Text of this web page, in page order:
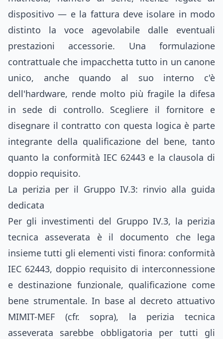
dispositivo — e la fattura deve isolare in modo
distinto la voce agevolabile dalle eventuali
prestazioni accessorie. Una formulazione
contrattuale che impacchetta tutto in un canone
unico, anche quando al suo interno c'è
dell'hardware, rende molto più fragile la difesa
in sede di controllo. Scegliere il fornitore e
disegnare il contratto con questa logica è parte
integrante della qualificazione del bene, tanto
quanto la conformità IEC 62443 e la clausola di
doppio requisito.
La perizia per il Gruppo IV.3: rinvio alla guida
dedicata
Per gli investimenti del Gruppo IV.3, la perizia
tecnica asseverata è il documento che lega
insieme tutti gli elementi visti finora: conformità
IEC 62443, doppio requisito di interconnessione
e destinazione funzionale, qualificazione come
bene strumentale. In base al decreto attuativo
MIMIT-MEF (cfr. sopra), la perizia tecnica
asseverata sarebbe obbligatoria per tutti gli